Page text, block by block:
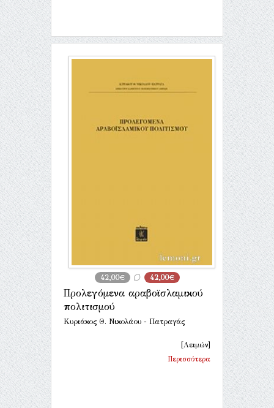
42,00€ 42,00€
Προλεγόμενα αραβοϊσλαμικού
πολιτισμού
Κυριάκος Θ. Νικολάου - Πατραγάς
[Λειμών]
Περισσότερα